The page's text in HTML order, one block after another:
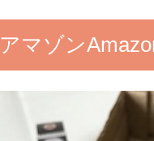
アマゾン